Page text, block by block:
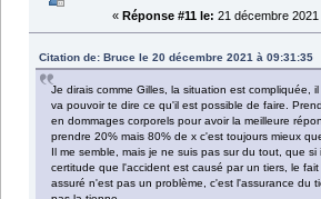
« Réponse #11 le: 21 décembre
Citation de: Bruce le 20 décembre 2021 à 09:31:35
Je dirais comme Gilles, la situation est compliquée,
va pouvoir te dire ce qu'il est possible de faire.
en dommages corporels pour avoir la meilleure
prendre 20% mais 80% de x c'est toujours mieux
Il me semble, mais je ne suis pas sur du tout, que si
certitude que l'accident est causé par un tiers, le
assuré n'est pas un problème, c'est l'assurance du